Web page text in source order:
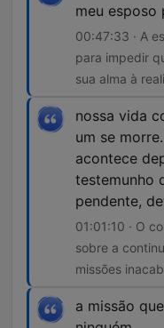
meu esposo
00:47:33 · A
para impedir
sua alma à
nossa vida
um se
acontece
testemunho
pendente,
01:01:10 · O
sobre a
missões
a missão